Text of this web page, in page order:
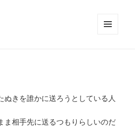
ぬきを誰かに送ろうとしている人
ま相手先に送るつもりらしいのだ